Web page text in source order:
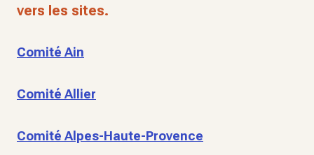
vers les sites.
Comité Ain
Comité Allier
Comité Alpes-Haute-Provence